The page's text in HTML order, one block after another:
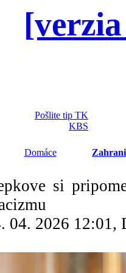
Pošlite tip TK
KBS
Domáce
si
04. 2026 12:01,